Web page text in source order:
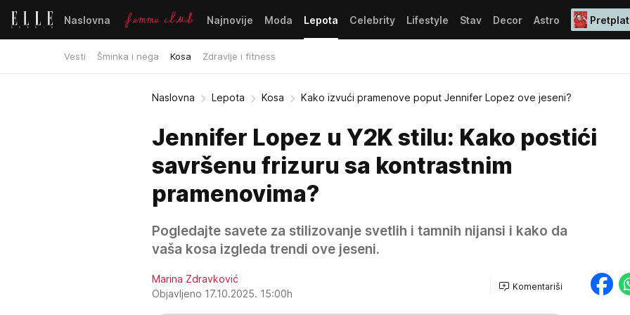
Naslovna Najnovije Moda Lepota
Vesti Šminka i nega Kosa Zdravlje i fitness
Celebrity Lifestyle Stav Decor Astro
Naslovna Lepota Kosa Kako izvući pramenove poput Jennifer Lopez ove jeseni?
Jennifer Lopez u Y2K stilu: Kako postići
savršenu frizuru sa kontrastnim
pramenovima?
Pogledajte savete za stilizovanje svetlih i tamnih nijansi i kako da
vaša kosa izgleda trendi ove jeseni.
Marina Zdravković
Objavljeno 17.10.2025. 15:00h
Komentariši